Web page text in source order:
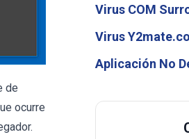
de
ocurre
Virus COM
Virus
Aplicación No